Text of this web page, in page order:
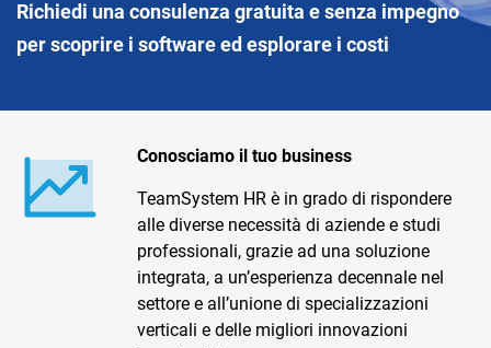
Richiedi una consulenza gratuita e senza impegno
per scoprire i software ed esplorare i costi
Conosciamo il tuo business
TeamSystem HR è in grado di rispondere
alle diverse necessità di aziende e studi
professionali, grazie ad una soluzione
integrata, a un’esperienza decennale nel
settore e all’unione di specializzazioni
verticali e delle migliori innovazioni